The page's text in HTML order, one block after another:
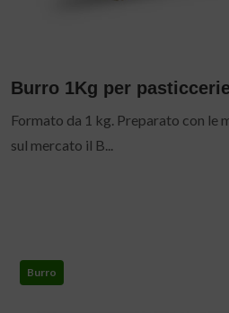
Burro 1Kg per pasticcerie
Formato da 1 kg. Preparato con le
sul mercato il B...
Burro